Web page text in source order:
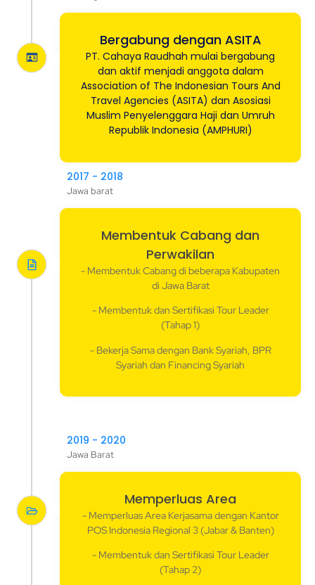
Bergabung dengan ASITA
PT. Cahaya Raudhah mulai bergabung
dan aktif menjadi anggota dalam
Association of The Indonesian Tours And
Travel Agencies (ASITA) dan Asosiasi
Muslim Penyelenggara Haji dan Umruh
Republik Indonesia (AMPHURI)
2017 - 2018
Jawa barat
Membentuk Cabang dan
Perwakilan
- Membentuk Cabang di beberapa Kabupaten
di Jawa Barat
- Membentuk dan Sertifikasi Tour Leader
(Tahap 1)
- Bekerja Sama dengan Bank Syariah, BPR
Syariah dan Financing Syariah
2019 - 2020
Jawa Barat
Memperluas Area
- Memperluas Area Kerjasama dengan Kantor
POS Indonesia Regional 3 (Jabar & Banten)
- Membentuk dan Sertifikasi Tour Leader
(Tahap 2)